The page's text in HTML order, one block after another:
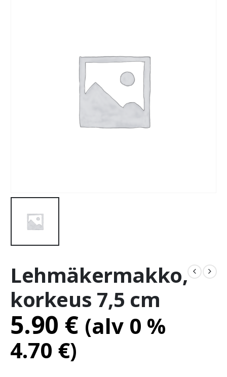
Lehmäkermakko,
korkeus 7,5 cm
5.90 € (alv 0 %
4.70 €)